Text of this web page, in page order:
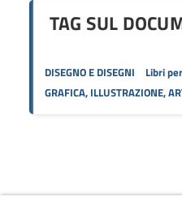
TAG SUL
DISEGNO E DISEGNI Libri
GRAFICA, ILLUSTRAZIONE,